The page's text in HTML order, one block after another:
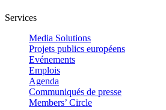
Services
Media Solutions
Projets publics européens
Evénements
Emplois
Agenda
Communiqués de presse
Members’ Circle